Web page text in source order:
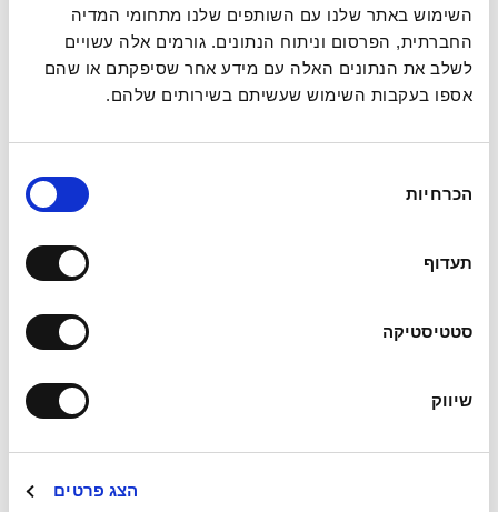
השימוש באתר שלנו עם השותפים שלנו מתחומי המדיה
החברתית, הפרסום וניתוח הנתונים. גורמים אלה עשויים
לשלב את הנתונים האלה עם מידע אחר שסיפקתם או שהם
אספו בעקבות השימוש שעשיתם בשירותים שלהם.
הסכמה
הכרחיות
תעדוף
סטטיסטיקה
שיווק
הצג פרטים
Our office address:
BSR Tower 3,
5 Kinneret Street, Bnei Brak.
03-7554500